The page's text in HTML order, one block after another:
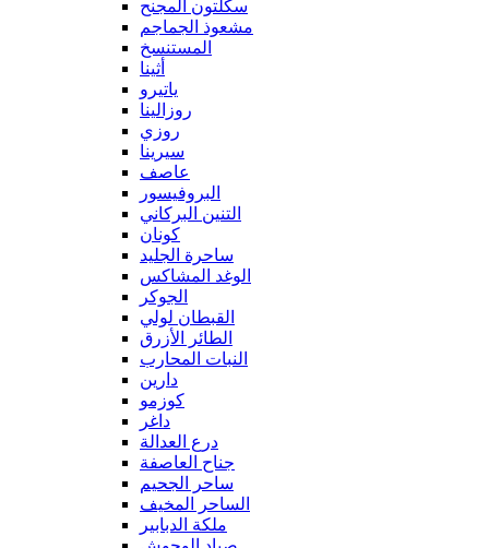
سكلتون المجنح
مشعوذ الجماجم
المستنسخ
أثينا
ياتيرو
روزالينا
روزي
سيرينا
عاصف
البروفيسور
التنين البركاني
كونان
ساحرة الجليد
الوغد المشاكس
الجوكر
القبطان لولي
الطائر الأزرق
النبات المحارب
دارين
كوزمو
داغر
درع العدالة
جناح العاصفة
ساحر الجحيم
الساحر المخيف
ملكة الدبابير